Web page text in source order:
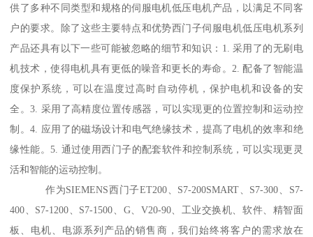
供了多种不同类型和规格的伺服电机低压电机产品，以满足不同客
户的要求。除了这些主要特点和优势西门子伺服电机低压电机系列
产品还具有以下一些可能被忽略的细节和知识：1. 采用了的无刷电
机技术，使得电机具有更低的噪音和更长的寿命。2. 配备了智能温
度保护系统，可以在温度过高时自动停机，保护电机和设备的安
全。3. 采用了高精度位置传感器，可以实现更的位置控制和运动控
制。4. 应用了的磁场设计和电气绝缘技术，提髙了电机的效率和绝
缘性能。5. 通过使用西门子的配套软件和控制系统，可以实现更灵
活和智能的运动控制。
作为SIEMENS西门子ET200、S7-200SMART、S7-300、S7-
400、S7-1200、S7-1500、G、V20-90、工业交换机、软件、精智面
板、电机、电源系列产品的销售商，我们始终将客户的需求放在